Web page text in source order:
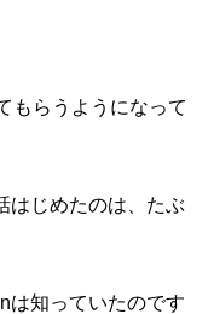
もらうようになって
はじめたのは、たぶ
は知っていたのです